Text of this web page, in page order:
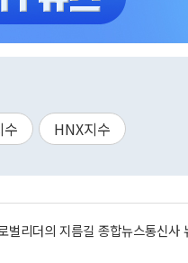
수 HNX지수
벌리더의 지름길 종합뉴스통신